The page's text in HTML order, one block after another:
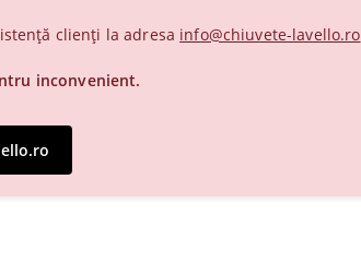
clienți la adresa info@chiuvete-lavello.ro
inconvenient.